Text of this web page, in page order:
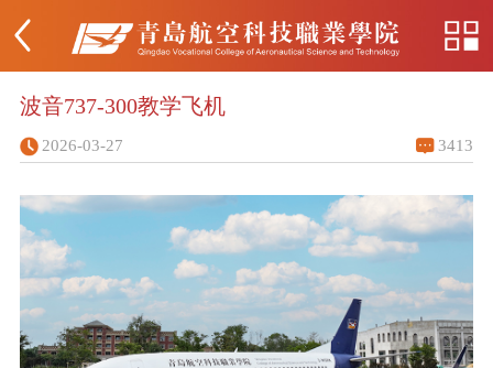
波音737-300教学飞机
2026-03-27 3413